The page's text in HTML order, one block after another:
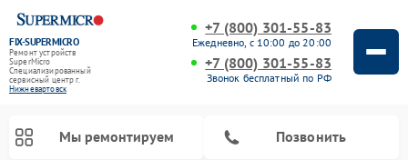
FIX-SUPERMICRO
Ремонт устройств
SuperMicro
Специализированный
cервисный центр г.
Нижневартовск
+7 (800) 301-55-83
Ежедневно, с 10:00 до 20:00
+7 (800) 301-55-83
Звонок бесплатный по РФ
Мы ремонтируем Позвонить